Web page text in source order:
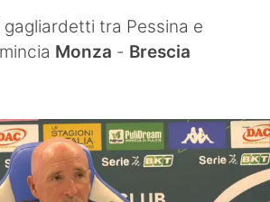
gagliardetti tra Pessina e
Monza - Brescia